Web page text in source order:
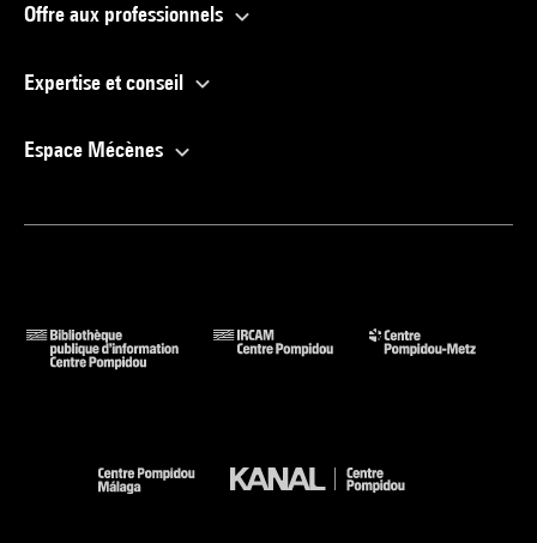
Offre aux professionnels
Expertise et conseil
Espace Mécènes